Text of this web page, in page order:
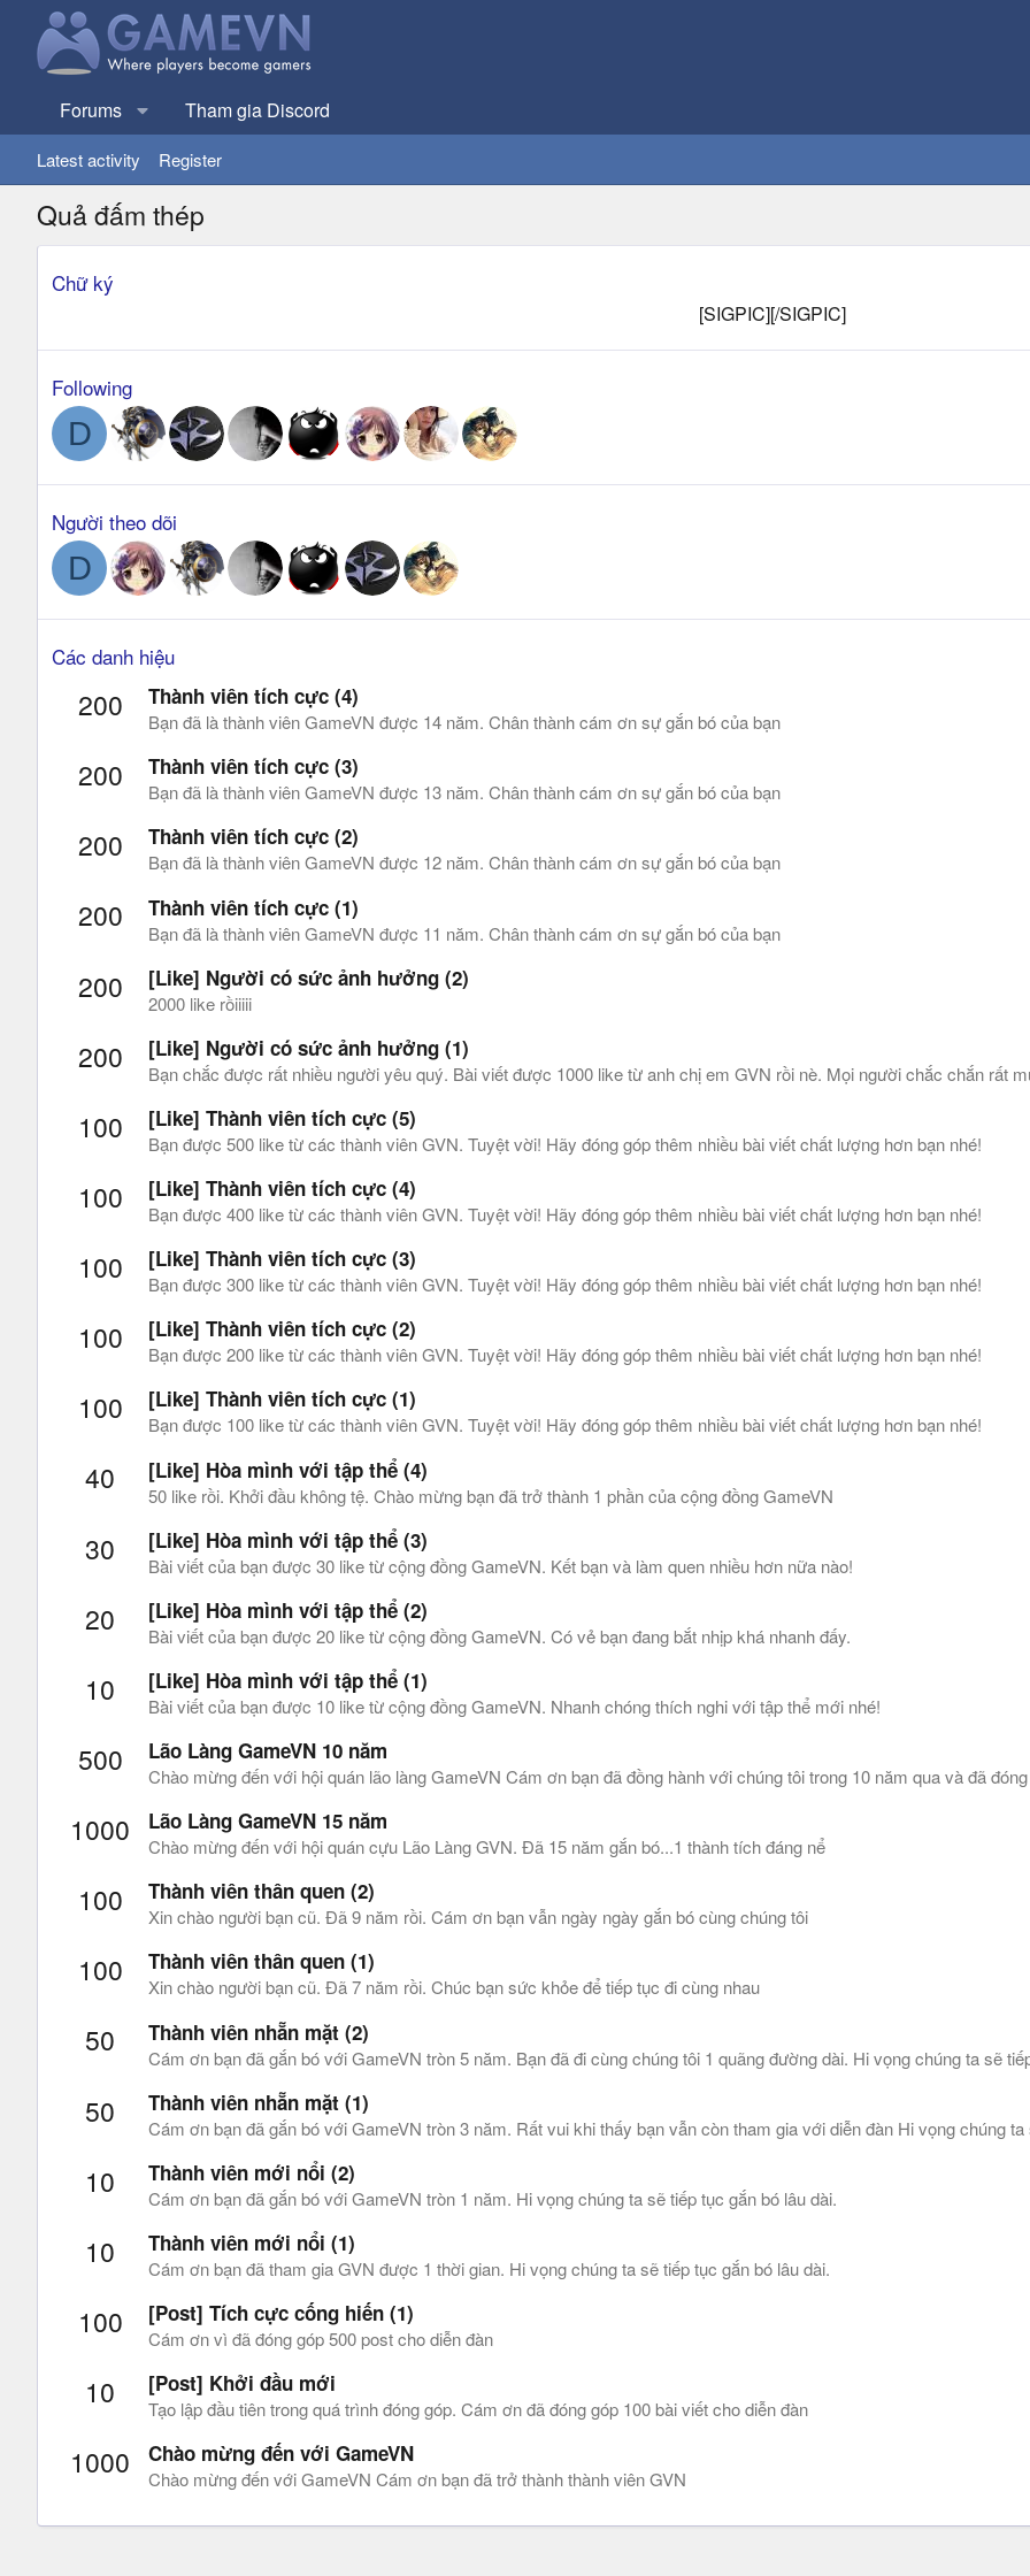
Forums Tham gia Discord
Latest activity Register
Quả đấm thép
Chữ ký
[SIGPIC][/SIGPIC]​
Following
D
Người theo dõi
D
Các danh hiệu
200 Thành viên tích cực (4)
Bạn đã là thành viên GameVN được 14 năm. Chân thành cám ơn sự gắn bó của bạn
200 Thành viên tích cực (3)
Bạn đã là thành viên GameVN được 13 năm. Chân thành cám ơn sự gắn bó của bạn
200 Thành viên tích cực (2)
Bạn đã là thành viên GameVN được 12 năm. Chân thành cám ơn sự gắn bó của bạn
200 Thành viên tích cực (1)
Bạn đã là thành viên GameVN được 11 năm. Chân thành cám ơn sự gắn bó của bạn
200 [Like] Người có sức ảnh hưởng (2)
2000 like rồiiiii
200 [Like] Người có sức ảnh hưởng (1)
Bạn chắc được rất nhiều người yêu quý. Bài viết được 1000 like từ anh chị em GVN rồi nè. Mọi người chắc chắn rất
100 [Like] Thành viên tích cực (5)
Bạn được 500 like từ các thành viên GVN. Tuyệt vời! Hãy đóng góp thêm nhiều bài viết chất lượng hơn bạn nhé!
100 [Like] Thành viên tích cực (4)
Bạn được 400 like từ các thành viên GVN. Tuyệt vời! Hãy đóng góp thêm nhiều bài viết chất lượng hơn bạn nhé!
100 [Like] Thành viên tích cực (3)
Bạn được 300 like từ các thành viên GVN. Tuyệt vời! Hãy đóng góp thêm nhiều bài viết chất lượng hơn bạn nhé!
100 [Like] Thành viên tích cực (2)
Bạn được 200 like từ các thành viên GVN. Tuyệt vời! Hãy đóng góp thêm nhiều bài viết chất lượng hơn bạn nhé!
100 [Like] Thành viên tích cực (1)
Bạn được 100 like từ các thành viên GVN. Tuyệt vời! Hãy đóng góp thêm nhiều bài viết chất lượng hơn bạn nhé!
40 [Like] Hòa mình với tập thể (4)
50 like rồi. Khởi đầu không tệ. Chào mừng bạn đã trở thành 1 phần của cộng đồng GameVN
30 [Like] Hòa mình với tập thể (3)
Bài viết của bạn được 30 like từ cộng đồng GameVN. Kết bạn và làm quen nhiều hơn nữa nào!
20 [Like] Hòa mình với tập thể (2)
Bài viết của bạn được 20 like từ cộng đồng GameVN. Có vẻ bạn đang bắt nhịp khá nhanh đấy.
10 [Like] Hòa mình với tập thể (1)
Bài viết của bạn được 10 like từ cộng đồng GameVN. Nhanh chóng thích nghi với tập thể mới nhé!
500 Lão Làng GameVN 10 năm
Chào mừng đến với hội quán lão làng GameVN Cám ơn bạn đã đồng hành với chúng tôi trong 10 năm qua và đã
1000 Lão Làng GameVN 15 năm
Chào mừng đến với hội quán cựu Lão Làng GVN. Đã 15 năm gắn bó...1 thành tích đáng nể
100 Thành viên thân quen (2)
Xin chào người bạn cũ. Đã 9 năm rồi. Cám ơn bạn vẫn ngày ngày gắn bó cùng chúng tôi
100 Thành viên thân quen (1)
Xin chào người bạn cũ. Đã 7 năm rồi. Chúc bạn sức khỏe để tiếp tục đi cùng nhau
50 Thành viên nhẵn mặt (2)
Cám ơn bạn đã gắn bó với GameVN tròn 5 năm. Bạn đã đi cùng chúng tôi 1 quãng đường dài. Hi vọng chúng ta sẽ
50 Thành viên nhẵn mặt (1)
Cám ơn bạn đã gắn bó với GameVN tròn 3 năm. Rất vui khi thấy bạn vẫn còn tham gia với diễn đàn Hi vọng chúng ta
10 Thành viên mới nổi (2)
Cám ơn bạn đã gắn bó với GameVN tròn 1 năm. Hi vọng chúng ta sẽ tiếp tục gắn bó lâu dài.
10 Thành viên mới nổi (1)
Cám ơn bạn đã tham gia GVN được 1 thời gian. Hi vọng chúng ta sẽ tiếp tục gắn bó lâu dài.
100 [Post] Tích cực cống hiến (1)
Cám ơn vì đã đóng góp 500 post cho diễn đàn
10 [Post] Khởi đầu mới
Tạo lập đầu tiên trong quá trình đóng góp. Cám ơn đã đóng góp 100 bài viết cho diễn đàn
1000 Chào mừng đến với GameVN
Chào mừng đến với GameVN Cám ơn bạn đã trở thành thành viên GVN